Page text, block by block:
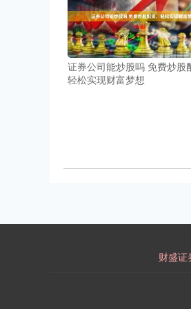
证券公司能炒股吗 免费炒股
轻松实现财富梦想
财盛证